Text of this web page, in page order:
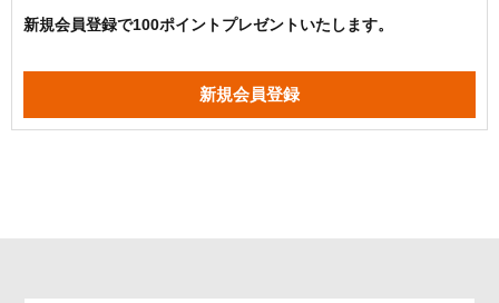
新規会員登録で100ポイントプレゼントいたします。